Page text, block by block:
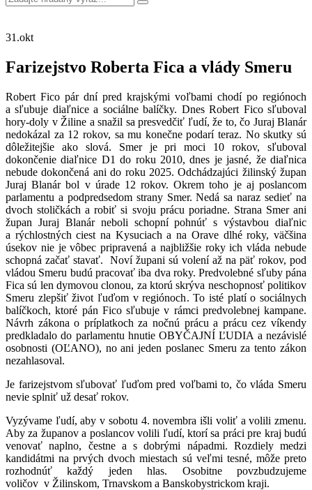
31.okt
Farizejstvo Roberta Fica a vlády Smeru
Robert Fico pár dní pred krajskými voľbami chodí po regiónoch
a sľubuje diaľnice a sociálne balíčky. Dnes Robert Fico sľuboval
hory-doly v Žiline a snažil sa presvedčiť ľudí, že to, čo Juraj Blanár
nedokázal za 12 rokov, sa mu konečne podarí teraz. No skutky sú
dôležitejšie ako slová. Smer je pri moci 10 rokov, sľuboval
dokončenie diaľnice D1 do roku 2010, dnes je jasné, že diaľnica
nebude dokončená ani do roku 2025. Odchádzajúci žilinský župan
Juraj Blanár bol v úrade 12 rokov. Okrem toho je aj poslancom
parlamentu a podpredsedom strany Smer. Nedá sa naraz sedieť na
dvoch stoličkách a robiť si svoju prácu poriadne. Strana Smer ani
župan Juraj Blanár neboli schopní pohnúť s výstavbou diaľnic
a rýchlostných ciest na Kysuciach a na Orave dlhé roky, väčšina
úsekov nie je vôbec pripravená a najbližšie roky ich vláda nebude
schopná začať stavať. Noví župani sú volení až na päť rokov, pod
vládou Smeru budú pracovať iba dva roky. Predvolebné sľuby pána
Fica sú len dymovou clonou, za ktorú skrýva neschopnosť politikov
Smeru zlepšiť život ľuďom v regiónoch. To isté platí o sociálnych
balíčkoch, ktoré pán Fico sľubuje v rámci predvolebnej kampane.
Návrh zákona o príplatkoch za nočnú prácu a prácu cez víkendy
predkladalo do parlamentu hnutie OBYČAJNÍ ĽUDIA a nezávislé
osobnosti (OĽANO), no ani jeden poslanec Smeru za tento zákon
nezahlasoval.
Je farizejstvom sľubovať ľuďom pred voľbami to, čo vláda Smeru
nevie splniť už desať rokov.
Vyzývame ľudí, aby v sobotu 4. novembra išli voliť a volili zmenu.
Aby za županov a poslancov volili ľudí, ktorí sa práci pre kraj budú
venovať naplno, čestne a s dobrými nápadmi. Rozdiely medzi
kandidátmi na prvých dvoch miestach sú veľmi tesné, môže preto
rozhodnúť každý jeden hlas. Osobitne povzbudzujeme
voličov v Žilinskom, Trnavskom a Banskobystrickom kraji.